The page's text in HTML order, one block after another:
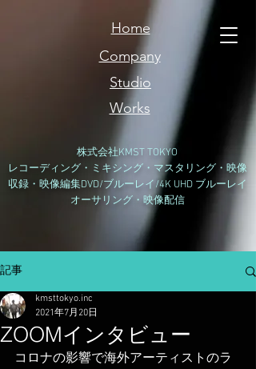
Home
Studio
Company
Works
​株式会社KMST TOKYO
レコーディング・ミキシング・マスタリング・映像
収録・映像編集DVD/ブルーレイ/4K UHD ブルーレイ
オーサリング・映像配信
記事
ZOOMインタビュー
kmsttokyo.inc
2021年7月20日
コロナの影響で海外アーティストのラ